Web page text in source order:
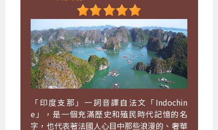
「印度支那」一詞音譯自法文「Indochin
e」，是一個充滿歷史和殖民時代記憶的名
字，也代表著法國人心目中那些浪漫的、奢華